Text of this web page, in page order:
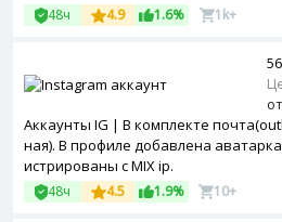
48ч 4.9 1.6% 1k+
Аккаунты IG | В комплекте
ная). В профиле добавлена
истрированы с MIX ip.
48ч 4.5 1.9% 10+